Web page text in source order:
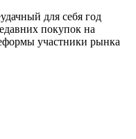
для себя год
покупок на
участники рынка